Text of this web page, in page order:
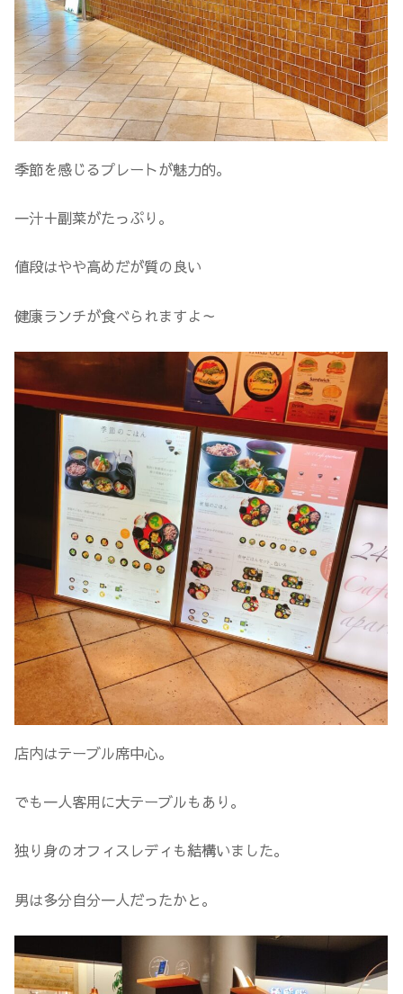
季節を感じるプレートが魅力的。
一汁＋副菜がたっぷり。
値段はやや高めだが質の良い
健康ランチが食べられますよ～
店内はテーブル席中心。
でも一人客用に大テーブルもあり。
独り身のオフィスレディも結構いました。
男は多分自分一人だったかと。